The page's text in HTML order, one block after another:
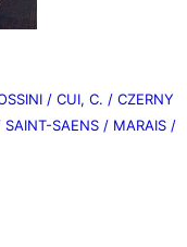
/ CUI, C. / CZERNY
SAENS / MARAIS /